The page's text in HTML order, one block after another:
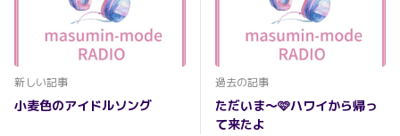
新しい記事
小麦色のアイドルソング
過去の記事
ただいま〜🩷ハワイから帰っ
て来たよ